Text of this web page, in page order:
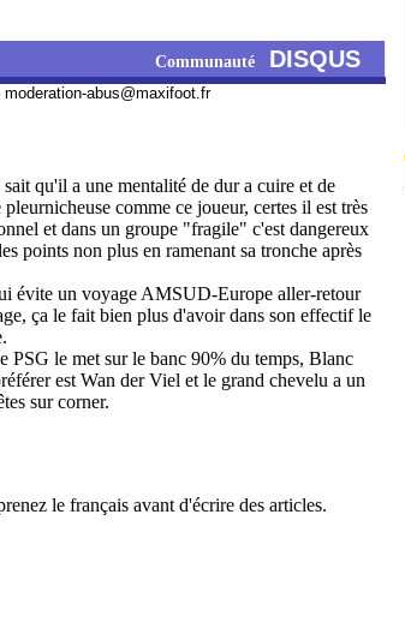
Communauté DISQUS
moderation-abus@maxifoot.fr